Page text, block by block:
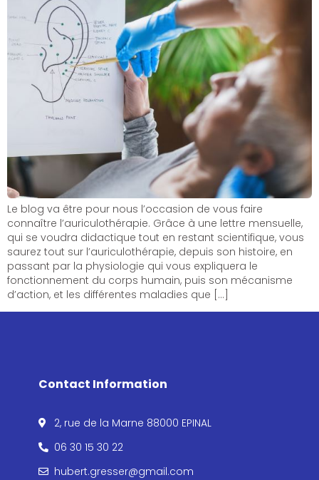
Le blog va être pour nous l’occasion de vous faire
connaître l’auriculothérapie. Grâce à une lettre mensuelle,
qui se voudra didactique tout en restant scientifique, vous
saurez tout sur l’auriculothérapie, depuis son histoire, en
passant par la physiologie qui vous expliquera le
fonctionnement du corps humain, puis son mécanisme
d’action, et les différentes maladies que […]
Contact Information
2, rue de la Marne 88000 EPINAL
06 30 15 30 22
hubert.gresser@gmail.com